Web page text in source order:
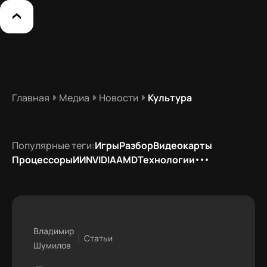
Главная Медиа Новости Культура
Популярные теги:ИгрыРазборВидеокарты
ПроцессорыИИNVIDIAAMDТехнологии
Владимир
Шумилов
Статьи